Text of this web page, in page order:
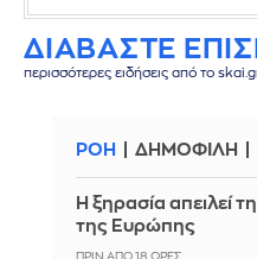
ΔΙΑΒΑΣΤΕ
περισσότερες ειδήσεις από το
ΡΟΗ ΔΗΜΟΦΙΛΗ
Η ξηρασία απειλεί
της Ευρώπης
ΠΡΙΝ ΑΠΌ 18 ΏΡΕΣ